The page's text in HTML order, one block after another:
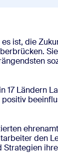
ist, die
17 Ländern
den